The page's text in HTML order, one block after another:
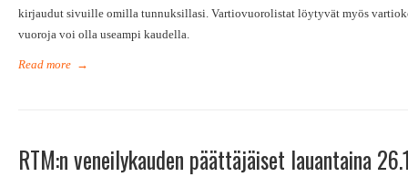
kirjaudut sivuille omilla tunnuksillasi. Vartiovuorolistat löytyvät myös
vuoroja voi olla useampi kaudella.
Read more →
RTM:n veneilykauden päättäjäiset lauantaina